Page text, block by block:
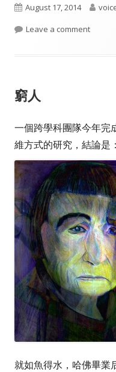
Published
on
August 17, 2014
Leave a commenton If
窮人
一個跨學科團隊今年完
維方式的研究，結論是：
就如魚得水，哈佛畢業